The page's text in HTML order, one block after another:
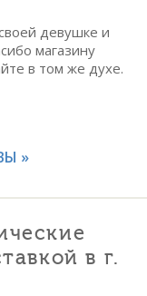
девушке и
магазину
в том же духе.
»
в г.